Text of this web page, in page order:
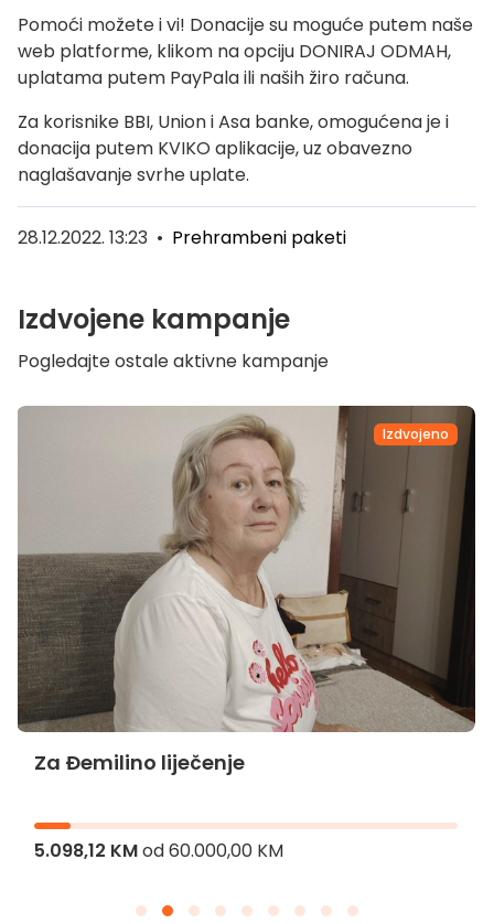
Pomoći možete i vi! Donacije su moguće putem naše
web platforme, klikom na opciju DONIRAJ ODMAH,
uplatama putem PayPala ili naših žiro računa.
Za korisnike BBI, Union i Asa banke, omogućena je i
donacija putem KVIKO aplikacije, uz obavezno
naglašavanje svrhe uplate.
28.12.2022. 13:23 • Prehrambeni paketi
Izdvojene kampanje
Pogledajte ostale aktivne kampanje
Izdvojeno
Za Đemilino liječenje
5.098,12 KMod60.000,00 KM